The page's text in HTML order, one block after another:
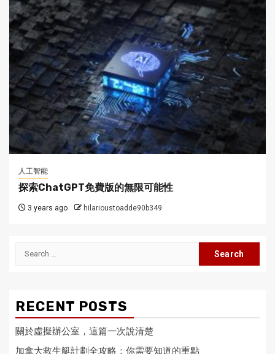
人工智能
探索ChatGPT免費版的無限可能性
3 years ago hilarioustoadde90b349
Search
RECENT POSTS
關於虛擬辦公室，這篇一次說清楚
加拿大救生艇計劃全攻略：你需要知道的重點